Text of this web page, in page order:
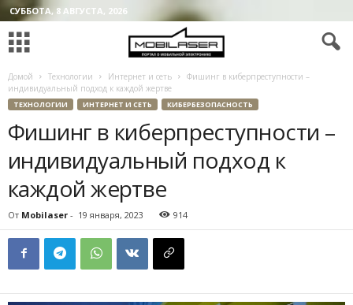
СУББОТА, 8 АВГУСТА, 2026
Домой Технологии Интернет и сеть
Фишинг в киберпреступности –
индивидуальный подход к каждой жертве
ТЕХНОЛОГИИ ИНТЕРНЕТ И СЕТЬ КИБЕРБЕЗОПАСНОСТЬ
Фишинг в киберпреступности –
индивидуальный подход к
каждой жертве
От Mobilaser - 19 января, 2023 914